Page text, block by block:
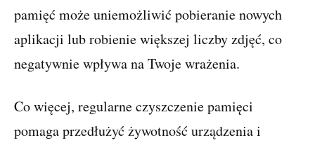
pamięć może uniemożliwić pobieranie nowych
aplikacji lub robienie większej liczby zdjęć, co
negatywnie wpływa na Twoje wrażenia.
Co więcej, regularne czyszczenie pamięci
pomaga przedłużyć żywotność urządzenia i